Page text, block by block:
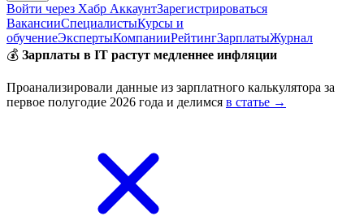
Войти через Хабр АккаунтЗарегистрироваться
ВакансииСпециалистыКурсы и
обучениеЭкспертыКомпанииРейтингЗарплатыЖурнал
💰 Зарплаты в IT растут медленнее инфляции
Проанализировали данные из зарплатного калькулятора за
первое полугодие 2026 года и делимся в статье →